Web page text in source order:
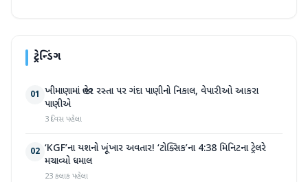
ટ્રેન્ડિંગ
01 ખીમાણામાં જાહેર રસ્તા પર ગંદા પાણીનો નિકાલ, વેપારીઓ આકરા
પાણીએ
3 દિવસ પહેલા
02 ‘KGF’ના યશનો ખૂંખાર અવતાર! ‘ટોક્સિક’ના 4:38 મિનિટના ટ્રેલરે
મચાવ્યો ધમાલ
23 કલાક પહેલા